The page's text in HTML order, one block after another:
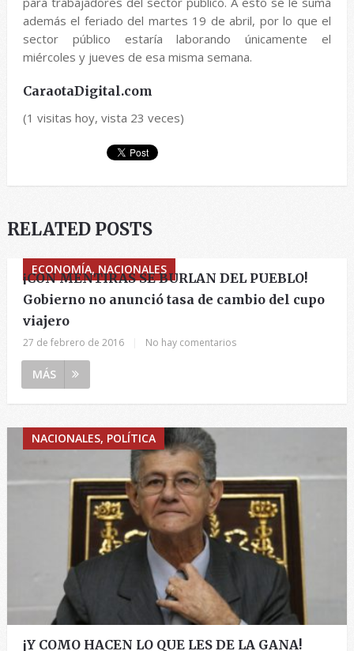
además el feriado del martes 19 de abril, por lo que el
sector público estaría laborando únicamente el
miércoles y jueves de esa misma semana.
CaraotaDigital.com
(1 visitas hoy, vista 23 veces)
RELATED POSTS
ECONOMÍA, NACIONALES
¡CON MENTIRAS SE BURLAN DEL PUEBLO!
Gobierno no anunció tasa de cambio del cupo
viajero
27 de febrero de 2016 No hay comentarios
MÁS
NACIONALES, POLÍTICA
¡Y COMO HACEN LO QUE LES DE LA GANA!